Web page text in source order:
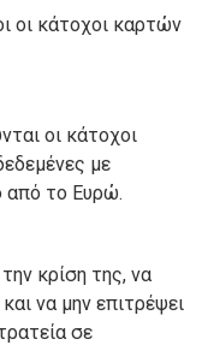
οι κάτοχοι καρτών
οι κάτοχοι
με
από το Ευρώ.
κρίση της, να
να μην επιτρέψει
σε